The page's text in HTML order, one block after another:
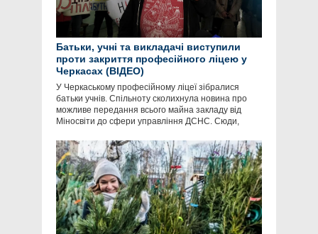
Батьки, учні та викладачі виступили
проти закриття професійного ліцею у
Черкасах (ВІДЕО)
У Черкаському професійному ліцеї зібралися
батьки учнів. Спільноту сколихнула новина про
можливе передання всього майна закладу від
Міносвіти до сфери управління ДСНС. Сюди,